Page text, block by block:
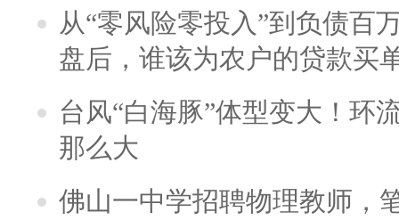
从“零风险零投入”到负债百
盘后，谁该为农户的贷款买
台风“白海豚”体型变大！环
那么大
佛山一中学招聘物理教师，